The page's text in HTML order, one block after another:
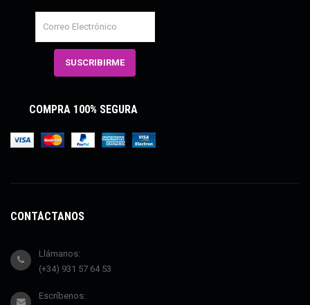
COMPRA 100% SEGURA
CONTÁCTANOS
Llámanos:
(+34) 931 57 64 53
Escríbenos: